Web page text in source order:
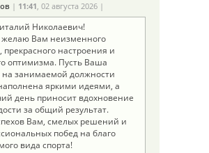
| 11:41, 02 августа 2026 |
Николаевич!
Вам неизменного
прекрасного настроения и
оптимизма. Пусть Ваша
на занимаемой должности
яркими идеями, а
день приносит вдохновение
за общий результат.
Вам, смелых решений и
побед на благо
вида спорта!